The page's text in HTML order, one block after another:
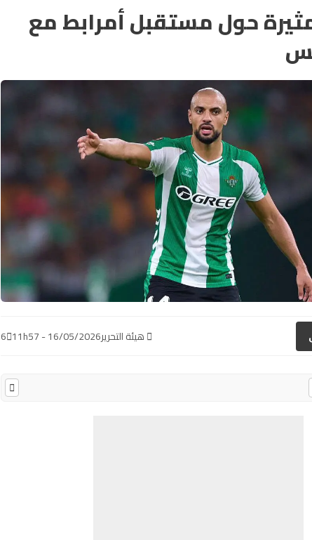
حول مستقبل أمرابط مع
هيئة التحرير16/05/2026 - 11h57
6